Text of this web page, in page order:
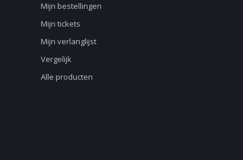
Mijn bestellingen
Mijn tickets
Mijn verlanglijst
Vergelijk
Alle producten